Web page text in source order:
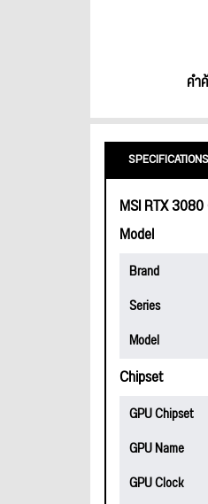
คำ
SPECIFICATIONS
MSI RTX
Model
Brand
Series
Model
Chipset
GPU Chipset
GPU Name
GPU Clock